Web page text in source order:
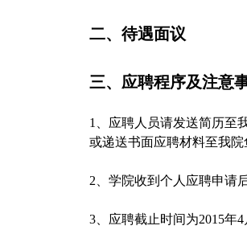
二、待遇面议
三、应聘程序及注意
1、应聘人员请发送简历至
或递送书面应聘材料至我
2、学院收到个人应聘申请
3、应聘截止时间为2015年4